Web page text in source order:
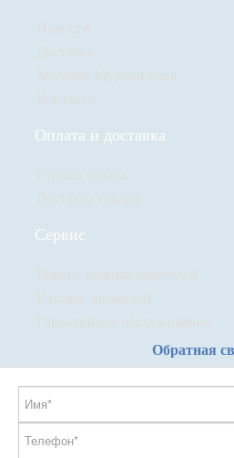
Оплата и доставка
Сервис
Обратная